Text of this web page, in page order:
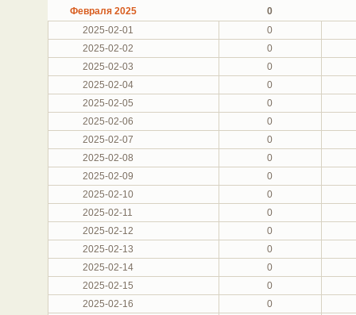
Февраля 2025
0
2025-02-01
0
2025-02-02
0
2025-02-03
0
2025-02-04
0
2025-02-05
0
2025-02-06
0
2025-02-07
0
2025-02-08
0
2025-02-09
0
2025-02-10
0
2025-02-11
0
2025-02-12
0
2025-02-13
0
2025-02-14
0
2025-02-15
0
2025-02-16
0